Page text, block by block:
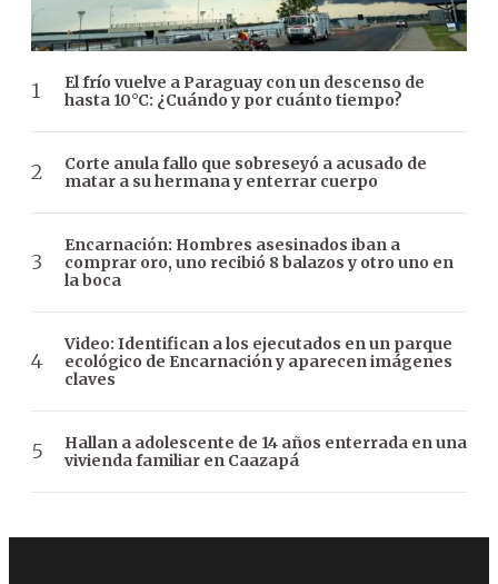
El frío vuelve a Paraguay con un descenso de
hasta 10°C: ¿Cuándo y por cuánto tiempo?
Corte anula fallo que sobreseyó a acusado de
matar a su hermana y enterrar cuerpo
Encarnación: Hombres asesinados iban a
comprar oro, uno recibió 8 balazos y otro uno en
la boca
Video: Identifican a los ejecutados en un parque
ecológico de Encarnación y aparecen imágenes
claves
Hallan a adolescente de 14 años enterrada en una
vivienda familiar en Caazapá